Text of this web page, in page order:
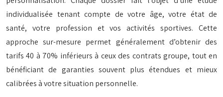
individualisée tenant compte de votre âge, votre état de
santé, votre profession et vos activités sportives. Cette
approche sur-mesure permet généralement d’obtenir des
tarifs 40 à 70% inférieurs à ceux des contrats groupe, tout en
bénéficiant de garanties souvent plus étendues et mieux
calibrées à votre situation personnelle.